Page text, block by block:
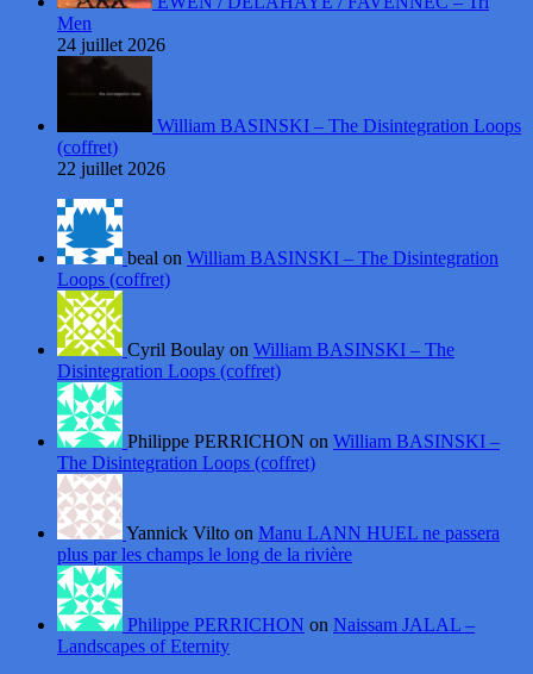
Men
24 juillet 2026
William BASINSKI – The Disintegration Loops
(coffret)
22 juillet 2026
beal on William BASINSKI – The Disintegration
Loops (coffret)
Cyril Boulay on William BASINSKI – The
Disintegration Loops (coffret)
Philippe PERRICHON on William BASINSKI –
The Disintegration Loops (coffret)
Yannick Vilto on Manu LANN HUEL ne passera
plus par les champs le long de la rivière
Philippe PERRICHON on Naissam JALAL –
Landscapes of Eternity